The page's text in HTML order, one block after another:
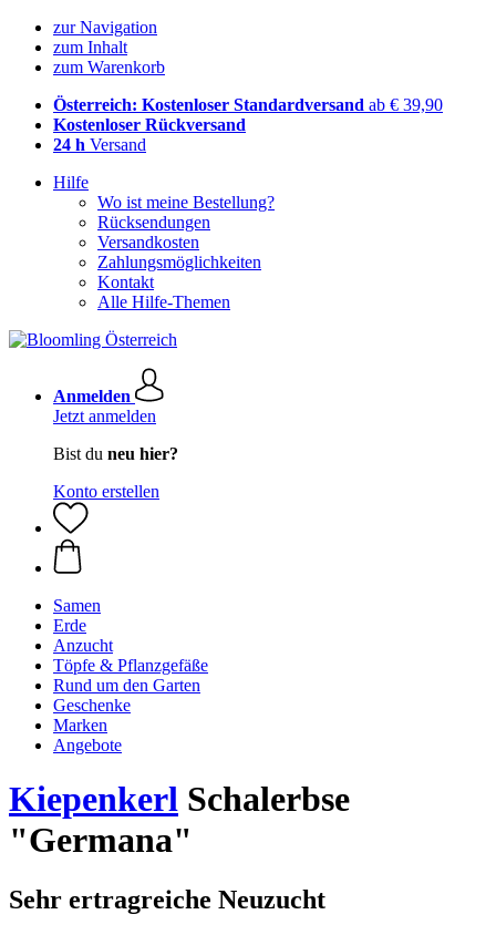
zur Navigation
zum Inhalt
zum Warenkorb
Österreich: Kostenloser Standardversand ab € 39,90
Kostenloser Rückversand
24 h Versand
Hilfe
Wo ist meine Bestellung?
Rücksendungen
Versandkosten
Zahlungsmöglichkeiten
Kontakt
Alle Hilfe-Themen
Anmelden
Jetzt anmelden
Bist du neu hier?
Konto erstellen
Samen
Erde
Anzucht
Töpfe & Pflanzgefäße
Rund um den Garten
Geschenke
Marken
Angebote
Kiepenkerl Schalerbse
"Germana"
Sehr ertragreiche Neuzucht